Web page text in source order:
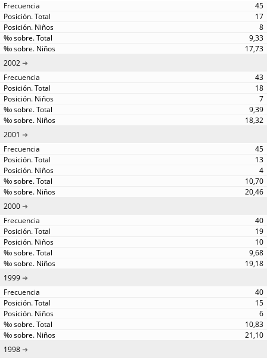
45
17
8
9,33
17,73
2002
43
18
7
9,39
18,32
2001
45
13
4
10,70
20,46
2000
40
19
10
9,68
19,18
1999
40
15
6
10,83
21,10
1998